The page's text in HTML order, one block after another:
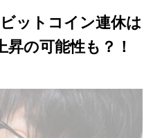
ビットコイン連休は
の可能性も？！